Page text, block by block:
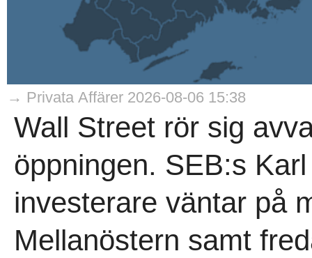
→ Privata Affärer 2026-08-06 15:38
Wall Street rör sig
öppningen. SEB:s
investerare väntar på
Mellanöstern samt